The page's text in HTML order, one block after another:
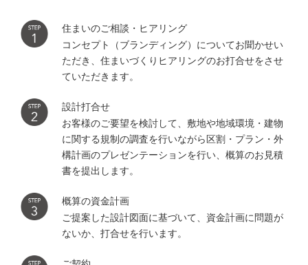
住まいのご相談・ヒアリング
コンセプト（ブランディング）についてお聞かせい
ただき、住まいづくりヒアリングのお打合せをさせ
ていただきます。
設計打合せ
お客様のご要望を検討して、敷地や地域環境・建物
に関する規制の調査を行いながら区割・プラン・外
構計画のプレゼンテーションを行い、概算のお見積
書を提出します。
概算の資金計画
ご提案した設計図面に基づいて、資金計画に問題が
ないか、打合せを行います。